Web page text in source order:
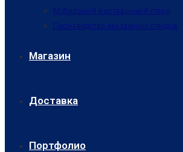
Мобильный выставочный стенд
Производство рекламных стендов
Магазин
Доставка
Портфолио